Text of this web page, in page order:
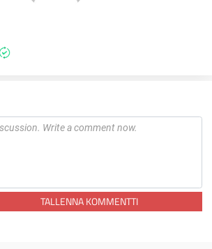
TALLENNA KOMMENTTI